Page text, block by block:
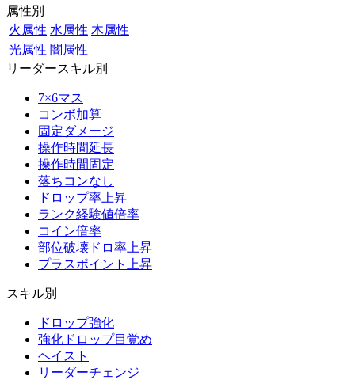
属性別
火属性 水属性 木属性
光属性 闇属性
リーダースキル別
7×6マス
コンボ加算
固定ダメージ
操作時間延長
操作時間固定
落ちコンなし
ドロップ率上昇
ランク経験値倍率
コイン倍率
部位破壊ドロ率上昇
プラスポイント上昇
スキル別
ドロップ強化
強化ドロップ目覚め
ヘイスト
リーダーチェンジ